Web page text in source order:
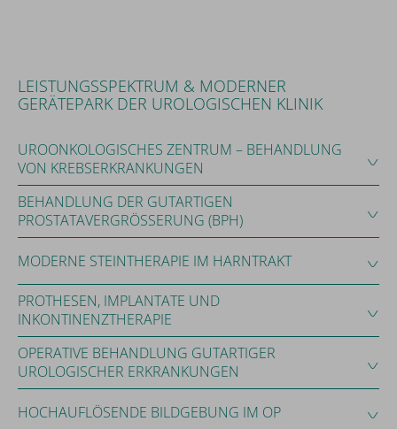
LEISTUNGSSPEKTRUM & MODERNER
GERÄTEPARK DER UROLOGISCHEN KLINIK
UROONKOLOGISCHES ZENTRUM – BEHANDLUNG
VON KREBSERKRANKUNGEN
BEHANDLUNG DER GUTARTIGEN
PROSTATAVERGRÖSSERUNG (BPH)
MODERNE STEINTHERAPIE IM HARNTRAKT
PROTHESEN, IMPLANTATE UND
INKONTINENZTHERAPIE
OPERATIVE BEHANDLUNG GUTARTIGER
UROLOGISCHER ERKRANKUNGEN
HOCHAUFLÖSENDE BILDGEBUNG IM OP